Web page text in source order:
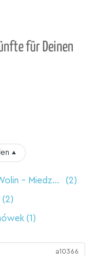
für Deinen
▴
Insel Wolin - Miedzyzdroje (2)
(2)
(1)
a10366